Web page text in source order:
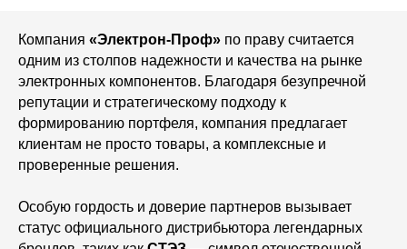
Компания «Электрон-Проф» по праву считается
одним из столпов надежности и качества на рынке
электронных компонентов. Благодаря безупречной
репутации и стратегическому подходу к
формированию портфеля, компания предлагает
клиентам не просто товары, а комплексные и
проверенные решения.
Особую гордость и доверие партнеров вызывает
статус официального дистрибьютора легендарных